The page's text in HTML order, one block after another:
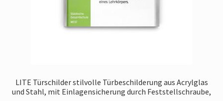
LITE Türschilder stilvolle Türbeschilderung aus Acrylglas
und Stahl, mit Einlagensicherung durch Feststellschraube,